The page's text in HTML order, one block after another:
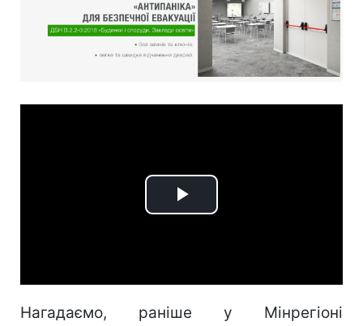
Play
Нагадаємо, раніше у Мінрегіоні